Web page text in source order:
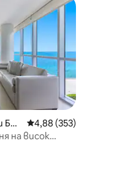
Средна оценка: 4,88
4,88 (353)
на висок